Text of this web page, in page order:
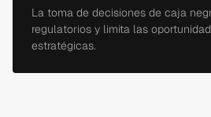
La toma de decisiones de caja
regulatorios y limita las
estratégicas.